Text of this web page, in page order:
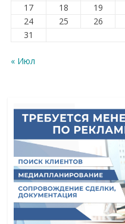
17
18 19
24
25 26
31
« Июл